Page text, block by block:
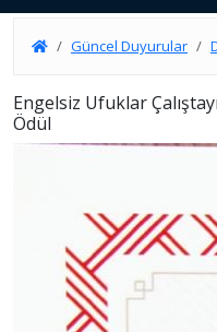
Güncel Duyurular
Engelsiz Ufuklar
Ödül